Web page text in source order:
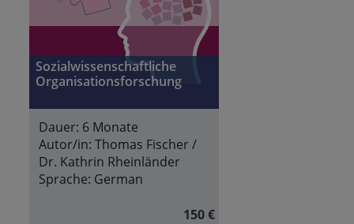
Sozialwissenschaftliche
Organisationsforschung
Dauer: 6 Monate
Autor/in: Thomas Fischer /
Dr. Kathrin Rheinländer
Sprache: German
150 €